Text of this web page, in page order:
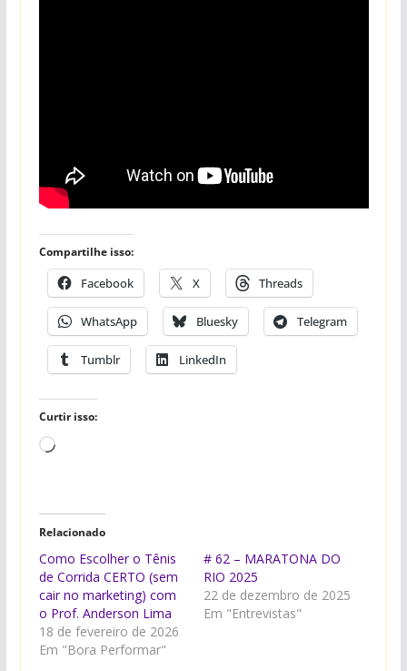
Compartilhe isso:
Facebook X Threads
WhatsApp Bluesky Telegram
Tumblr LinkedIn
Curtir isso:
Carregando...
Relacionado
Como Escolher o Tênis
de Corrida CERTO (sem
cair no marketing) com
o Prof. Anderson Lima
18 de fevereiro de 2026
Em "Bora Performar"
# 62 – MARATONA DO
RIO 2025
22 de dezembro de 2025
Em "Entrevistas"